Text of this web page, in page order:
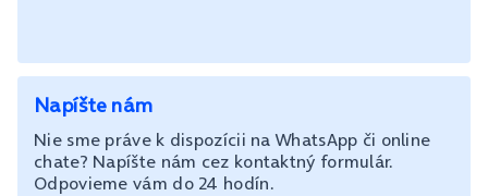
Napíšte nám
Nie sme práve k dispozícii na WhatsApp či online
chate? Napíšte nám cez kontaktný formulár.
Odpovieme vám do 24 hodín.